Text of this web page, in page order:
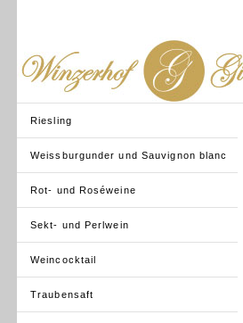
Riesling
Weissburgunder und Sauvignon blanc
Rot- und Roséweine
Sekt- und Perlwein
Weincocktail
Traubensaft